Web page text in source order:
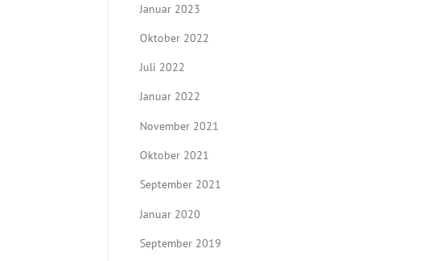
Januar 2023
Oktober 2022
Juli 2022
Januar 2022
November 2021
Oktober 2021
September 2021
Januar 2020
September 2019